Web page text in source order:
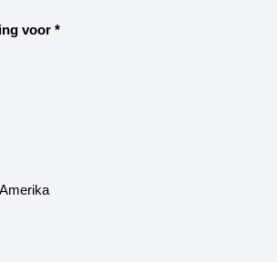
voor *